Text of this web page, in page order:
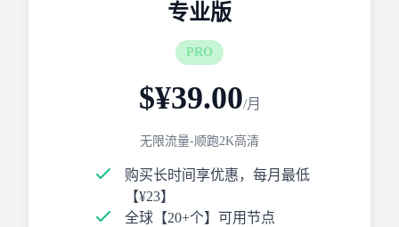
专业版
PRO
$¥39.00/月
无限流量-顺跑2K高清
购买长时间享优惠，每月最低
【¥23】
全球【20+个】可用节点